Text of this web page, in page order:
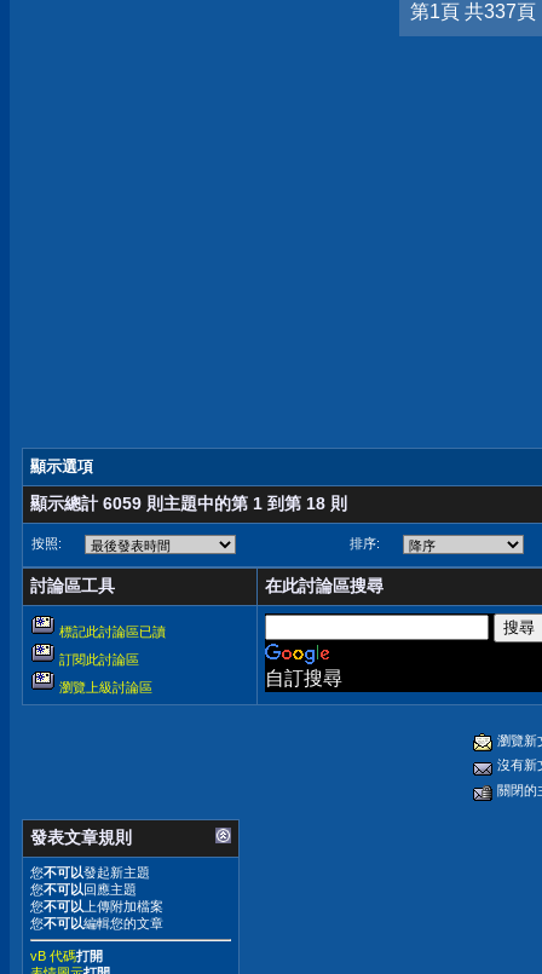
第1頁 共337頁
顯示選項
顯示總計 6059 則主題中的第 1 到第 18 則
按照: 排序:
討論區工具 在此討論區搜尋
標記此討論區已讀
訂閱此討論區
瀏覽上級討論區
自訂搜尋
瀏覽新
沒有新
關閉的
發表文章規則
您不可以發起新主題
您不可以回應主題
您不可以 上傳附加檔案
您不可以編輯您的文章
vB 代碼打開